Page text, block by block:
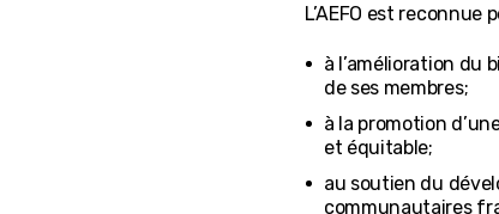
L’AEFO est reconnue
à l’amélioration du
de ses membres;
à la promotion
et équitable;
au soutien du
communautaires